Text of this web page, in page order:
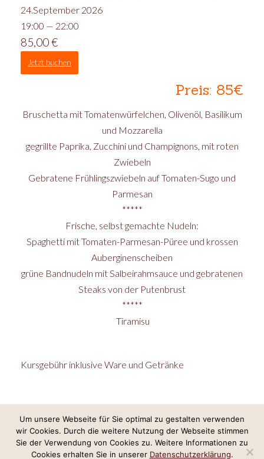
Preis: 85€
Bruschetta mit Tomatenwürfelchen, Olivenöl, Basilikum
und Mozzarella
gegrillte Paprika, Zucchini und Champignons, mit roten
Zwiebeln
Gebratene Frühlingszwiebeln auf Tomaten-Sugo und
Parmesan
*****
Frische, selbst gemachte Nudeln:
Spaghetti mit Tomaten-Parmesan-Püree und krossen
Auberginenscheiben
grüne Bandnudeln mit Salbeirahmsauce und gebratenen
Steaks von der Putenbrust
*****
Tiramisu
Kursgebühr inklusive Ware und Getränke
24.September 2026
19:00 — 22:00
85,00€
Jetzt buchen
Internetkonzept & Umsetzung:LeineGlück Online-Marketing,Webdesign
Hannover
Um unsere Webseite für Sie optimal zu gestalten verwenden
wir Cookies. Durch die weitere Nutzung der Webseite stimmen
Sie der Verwendung von Cookies zu. Weitere Informationen zu
Cookies erhalten Sie in unserer Datenschutzerklärung.